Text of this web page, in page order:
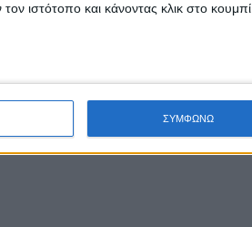
ιστότοπο και κάνοντας κλικ στο κουμπί
ΣΥΜΦΩΝΩ